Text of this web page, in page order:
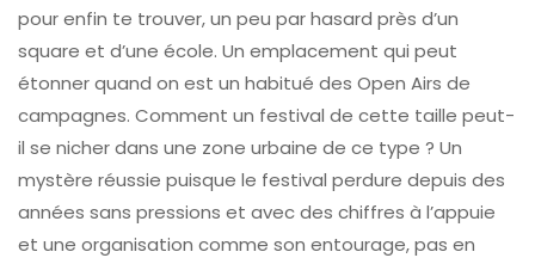
pour enfin te trouver, un peu par hasard près d’un
square et d’une école. Un emplacement qui peut
étonner quand on est un habitué des Open Airs de
campagnes. Comment un festival de cette taille peut-
il se nicher dans une zone urbaine de ce type ? Un
mystère réussie puisque le festival perdure depuis des
années sans pressions et avec des chiffres à l’appuie
et une organisation comme son entourage, pas en